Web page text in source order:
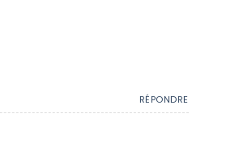
RÉPONDRE